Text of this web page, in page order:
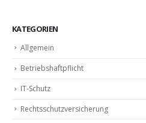
KATEGORIEN
Allgemein
Betriebshaftpflicht
IT-Schutz
Rechtsschutzversicherung